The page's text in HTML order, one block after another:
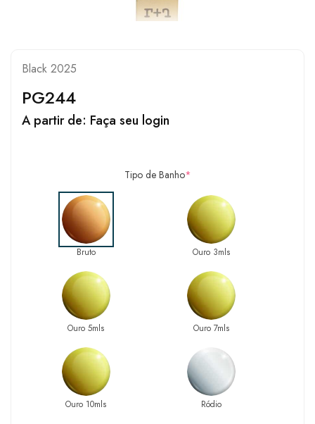
Black 2025
PG244
A partir de: Faça seu login
Tipo de Banho*
Bruto Ouro 3mls
Ouro 5mls Ouro 7mls
Ouro 10mls Ródio